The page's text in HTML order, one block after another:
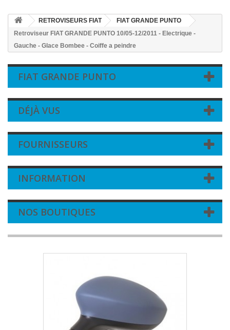
RETROVISEURS FIAT
FIAT GRANDE PUNTO
Retroviseur FIAT GRANDE PUNTO 10/05-12/2011 - Electrique -
Gauche - Glace Bombee - Coiffe a peindre
FIAT GRANDE PUNTO
DÉJÀ VUS
FOURNISSEURS
INFORMATION
NOS BOUTIQUES